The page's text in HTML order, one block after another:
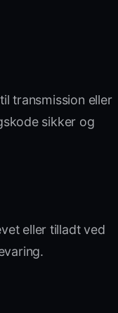
transmission eller
sikker og
eller tilladt ved